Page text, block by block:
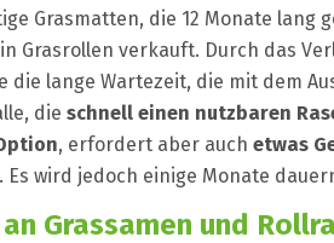
Grasmatten, die 12 Monate lang
Grasrollen verkauft. Durch das
die lange Wartezeit, die mit dem
die schnell einen nutzbaren
, erfordert aber auch etwas
Es wird jedoch einige Monate
Grassamen und